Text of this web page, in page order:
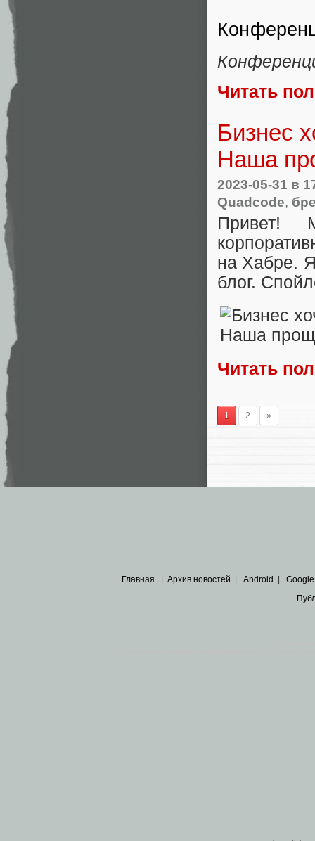
Читать
Бизнес
Наша
2023-05-31 в
Quadcode,
Привет!
на Хабре.
блог.
Читать
1 2 »
Главная Архив новостей Android Google